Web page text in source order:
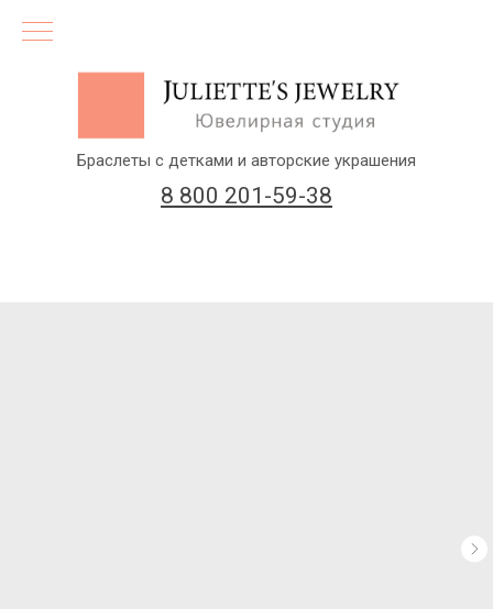
8 800 201-59-38
Браслеты с детками и авторские украшения